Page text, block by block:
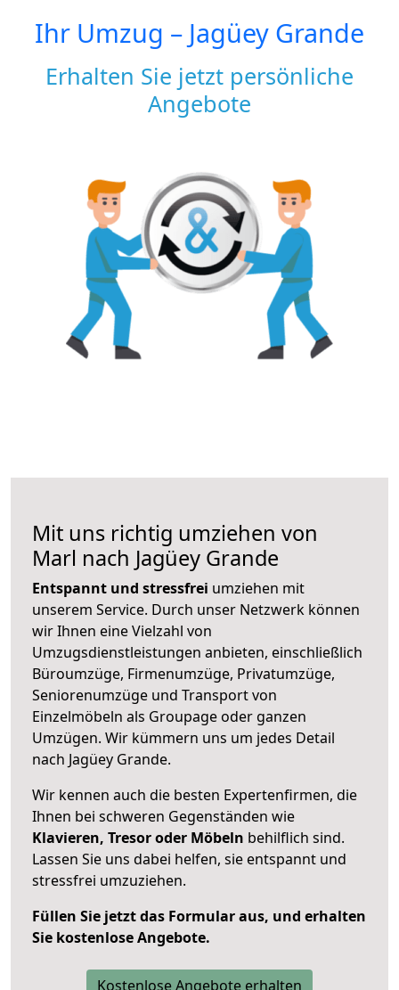
Ihr Umzug – Jagüey Grande
Erhalten Sie jetzt persönliche
Angebote
Mit uns richtig umziehen von
Marl nach Jagüey Grande
Entspannt und stressfrei umziehen mit
unserem Service. Durch unser Netzwerk können
wir Ihnen eine Vielzahl von
Umzugsdienstleistungen anbieten, einschließlich
Büroumzüge, Firmenumzüge, Privatumzüge,
Seniorenumzüge und Transport von
Einzelmöbeln als Groupage oder ganzen
Umzügen. Wir kümmern uns um jedes Detail
nach Jagüey Grande.
Wir kennen auch die besten Expertenfirmen, die
Ihnen bei schweren Gegenständen wie
Klavieren, Tresor oder Möbeln behilflich sind.
Lassen Sie uns dabei helfen, sie entspannt und
stressfrei umzuziehen.
Füllen Sie jetzt das Formular aus, und erhalten
Sie kostenlose Angebote.
Kostenlose Angebote erhalten